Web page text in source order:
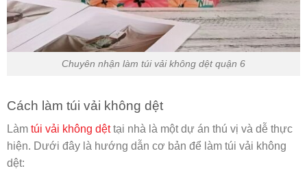
Chuyên nhận làm túi vải không dệt quận 6
Cách làm túi vải không dệt
Làm túi vải không dệt tại nhà là một dự án thú vị và dễ thực
hiện. Dưới đây là hướng dẫn cơ bản để làm túi vải không
dệt: